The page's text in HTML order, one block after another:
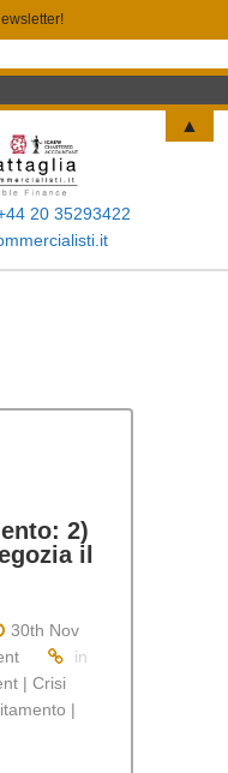
20 35293422
2)
il
30th Nov
in
| Crisi
|
▲